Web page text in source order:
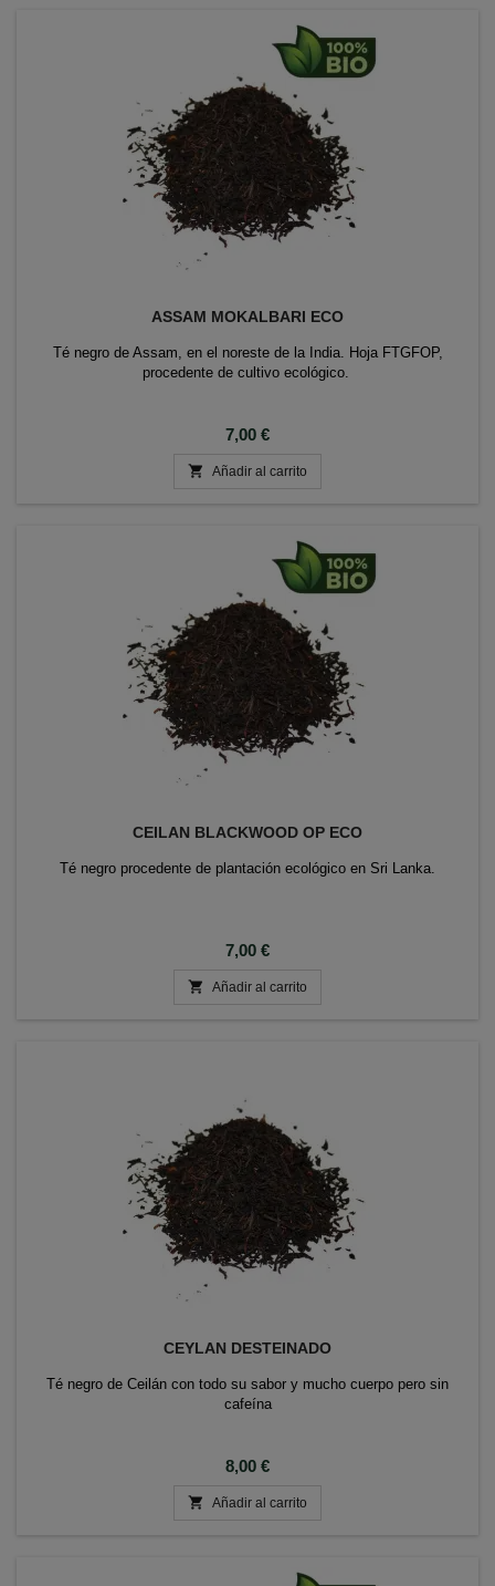
ASSAM MOKALBARI ECO
Té negro de Assam, en el noreste de la India. Hoja FTGFOP,
procedente de cultivo ecológico.
Precio
7,00 €
 Añadir al carrito
CEILAN BLACKWOOD OP ECO
Té negro procedente de plantación ecológico en Sri Lanka.
Precio
7,00 €
 Añadir al carrito
CEYLAN DESTEINADO
Té negro de Ceilán con todo su sabor y mucho cuerpo pero sin
cafeína
Precio
8,00 €
 Añadir al carrito